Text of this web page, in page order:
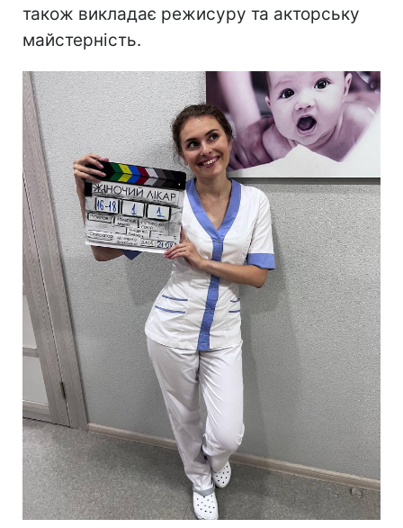
також викладає режисуру та акторську
майстерність.